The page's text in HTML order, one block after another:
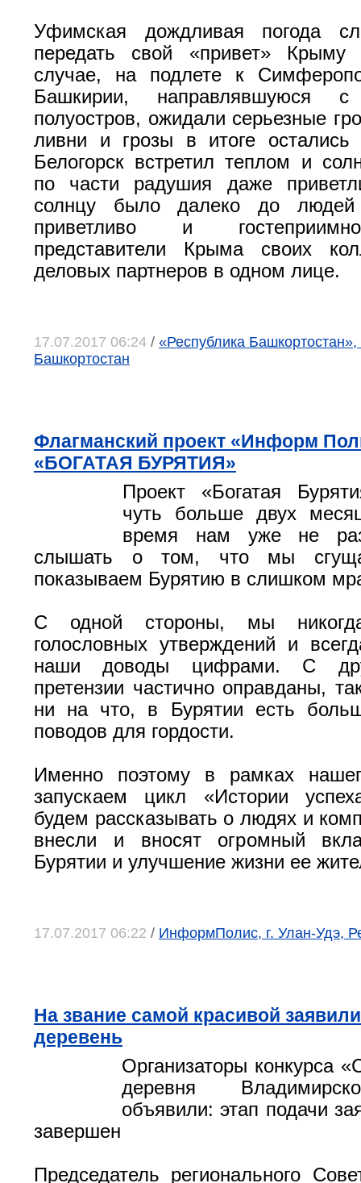
Уфимская дождливая погода
передать свой «привет»
случае, на подлете к
Башкирии, направлявшуюся
полуостров, ожидали серьезные
ливни и грозы в итоге
Белогорск встретил теплом и
по части радушия даже
солнцу было далеко до
приветливо и
представители Крыма своих
деловых партнеров в одном лице.
17.07.2017 06:24 / «Республика
Башкортостан
Флагманский проект «Информ
«БОГАТАЯ БУРЯТИЯ»
Проект «Богатая
чуть больше двух
время нам уже не раз
слышать о том, что мы
показываем Бурятию в слишком
С одной стороны, мы
голословных утверждений и
наши доводы цифрами. С
претензии частично оправданы,
ни на что, в Бурятии есть
поводов для гордости.
Именно поэтому в рамках
запускаем цикл «Истории
будем рассказывать о людях и
внесли и вносят огромный
Бурятии и улучшение жизни ее
17.07.2017 06:22 / ИнформПолис, г. Улан-Удэ,
На звание самой красивой
деревень
Организаторы конкурса
деревня
объявили: этап подачи
завершен
Председатель регионального